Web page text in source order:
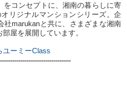
をコンセプトに、湘南の暮らしに寄
リジナルマンションシリーズ。企
社marukanと共に、さまざまな湘南
屋を展開しています。
ユーミーClass